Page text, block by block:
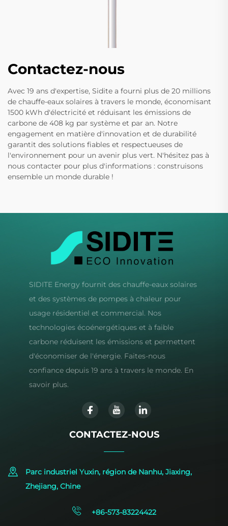
Contactez-nous
Avec 19 ans d'expertise, Sidite a fourni plus de 20 millions
de chauffe-eaux solaires à travers le monde, économisant
1500 kWh d'électricité et réduisant les émissions de
carbone de 408 kg par système et par an. Notre
engagement en matière d'innovation et de durabilité
garantit des solutions fiables et respectueuses de
l'environnement pour un avenir plus vert. N'hésitez pas à
nous contacter pour plus d'informations : construisons
ensemble un monde durable !
SIDITE Energy fournit des chauffe-eaux solaires
et des systèmes de pompes à chaleur pour
usage résidentiel et commercial. Nos
technologies écoénergétiques et à faible
carbone réduisent les émissions et permettent
d'économiser de l'énergie. Faites-nous
confiance depuis 19 ans à travers le monde. En
savoir plus.
CONTACTEZ-NOUS
Parc industriel Yuxin, région de Nanhu, Jiaxing,
Zhejiang, Chine
+86-573-83224422